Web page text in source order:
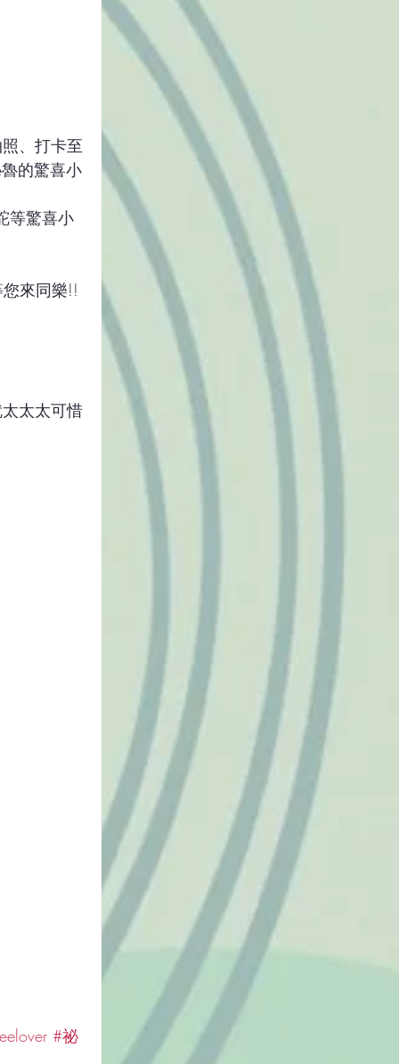
、打卡至
的驚喜小
等驚喜小
來同樂!!
太太可惜
#祕